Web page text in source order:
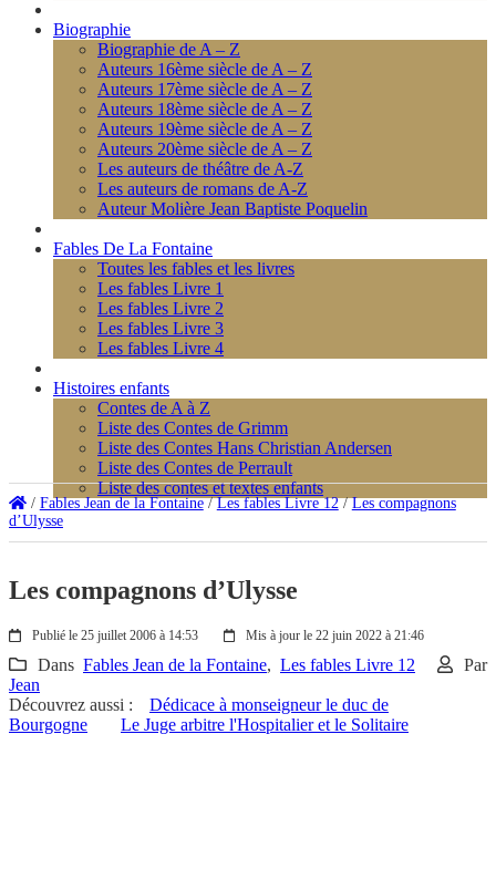
Biographie
Biographie de A – Z
Auteurs 16ème siècle de A – Z
Auteurs 17ème siècle de A – Z
Auteurs 18ème siècle de A – Z
Auteurs 19ème siècle de A – Z
Auteurs 20ème siècle de A – Z
Les auteurs de théâtre de A-Z
Les auteurs de romans de A-Z
Auteur Molière Jean Baptiste Poquelin
Fables De La Fontaine
Toutes les fables et les livres
Les fables Livre 1
Les fables Livre 2
Les fables Livre 3
Les fables Livre 4
Histoires enfants
Contes de A à Z
Liste des Contes de Grimm
Liste des Contes Hans Christian Andersen
Liste des Contes de Perrault
Liste des contes et textes enfants
/ Fables Jean de la Fontaine/Les fables Livre 12/Les compagnons
d’Ulysse
Les compagnons d’Ulysse
Publié le 25 juillet 2006 à 14:53 Mis à jour le 22 juin 2022 à 21:46
Dans Fables Jean de la Fontaine, Les fables Livre 12
Par
Jean
Découvrez aussi :
Dédicace à monseigneur le duc de
Bourgogne
Le Juge arbitre l'Hospitalier et le Solitaire